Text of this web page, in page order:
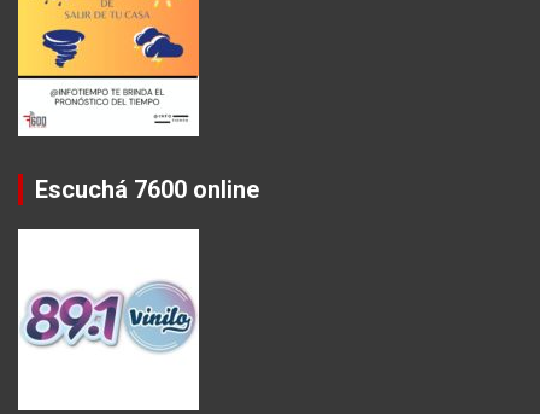
Escuchá 7600 online